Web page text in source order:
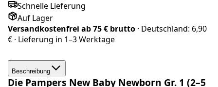
Schnelle Lieferung
Auf Lager
Versandkostenfrei ab75 € brutto · Deutschland: 6,90
€ · Lieferung in 1–3 Werktage
Beschreibung
Die Pampers New Baby Newborn Gr. 1 (2–5